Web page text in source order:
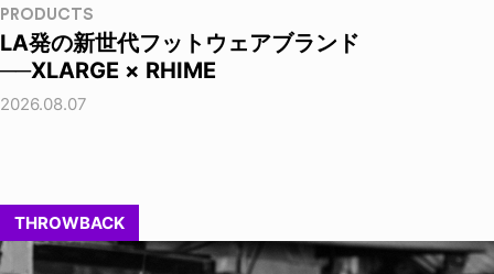
PRODUCTS
LA発の新世代フットウェアブランド
──XLARGE × RHIME
2026.08.07
THROWBACK